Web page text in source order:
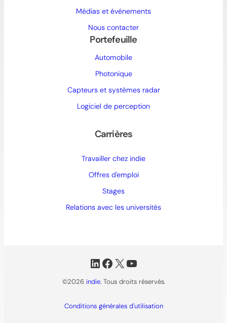
Médias et événements
Nous contacter
Portefeuille
Automobile
Photonique
Capteurs et systèmes radar
Logiciel de perception
Carrières
Travailler chez indie
Offres d'emploi
Stages
Relations avec les universités
LinkedIn
Facebook
X YouTube
©2026 indie.Tous droits réservés.
Conditions générales d'utilisation